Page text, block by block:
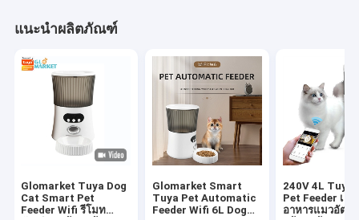
แนะนำผลิตภัณฑ์
Glomarket Tuya Dog
Cat Smart Pet
Feeder Wifi รีโมท
Glomarket Smart
Tuya Pet Automatic
Feeder Wifi 6L Dog
240V 4L Tuya
Pet Feeder เครื่
อาหารแมวอัตโ